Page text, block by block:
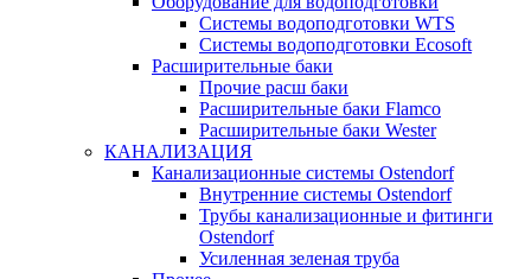
Системы водоподготовки WTS
Системы водоподготовки Ecosoft
Расширительные баки
Прочие расш баки
Расширительные баки Flamco
Расширительные баки Wester
КАНАЛИЗАЦИЯ
Канализационные системы Ostendorf
Внутренние системы Ostendorf
Трубы канализационные и фитинги
Ostendorf
Усиленная зеленая труба